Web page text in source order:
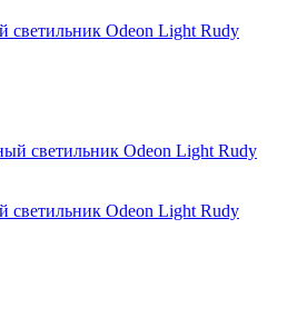
светильник Odeon Light Rudy
светильник Odeon Light Rudy